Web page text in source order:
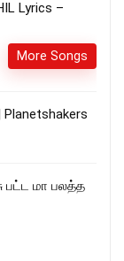
Lyrics –
More Songs
Planetshakers
பட்ட மா பலத்த